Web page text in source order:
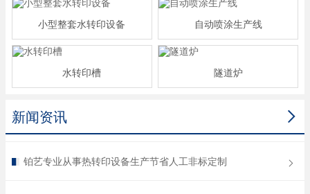
小型整套水转印设备 自动喷涂生产线
水转印槽 隧道炉

新闻资讯
铂艺专业从事热转印设备生产节省人工非标定制